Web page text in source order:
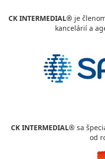
CK INTERMEDIAL® je
kancelárií a
CK INTERMEDIAL® sa
od